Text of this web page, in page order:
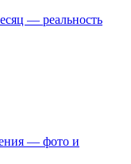
— реальность
— фото и